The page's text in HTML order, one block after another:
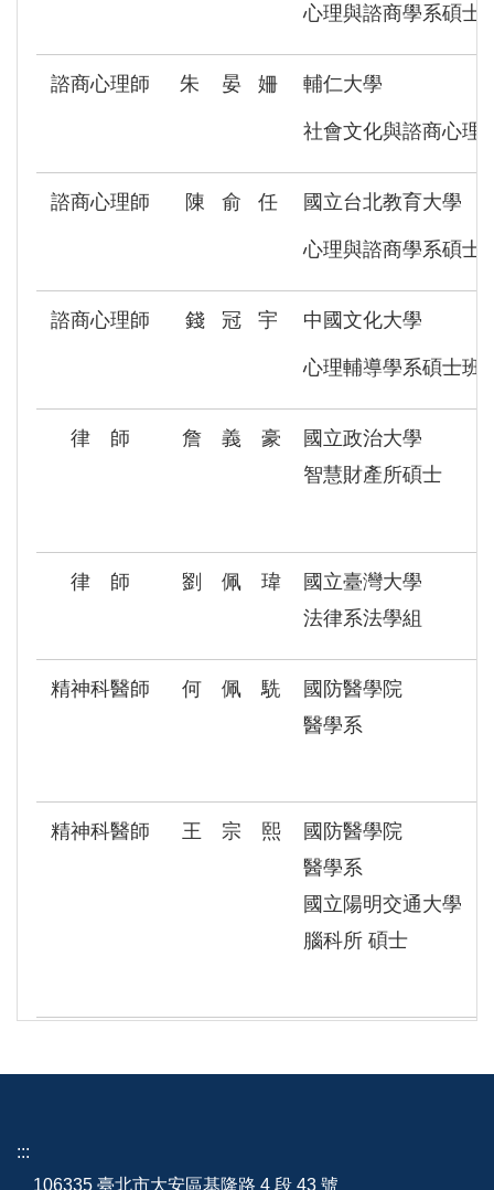
心理與諮商學系碩士
諮商心理師 朱 晏 姍 輔仁大學
社會文化與諮商心理
諮商心理師 陳 俞 任 國立台北教育大學
心理與諮商學系碩士
諮商心理師 錢 冠 宇 中國文化大學
心理輔導學系碩士班
律 師 詹 義 豪
國立政治大學
智慧財產所碩士
律 師 劉 佩 瑋
國立臺灣大學
法律系法學組
精神科醫師 何 佩 駪
國防醫學院
醫學系
精神科醫師 王 宗 熙
國防醫學院
醫學系
國立陽明交通大學
腦科所 碩士
:::
106335 臺北市大安區基隆路 4 段 43 號